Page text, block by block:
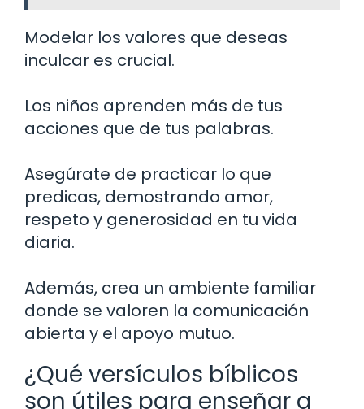
Modelar los valores que deseas
inculcar es crucial.
Los niños aprenden más de tus
acciones que de tus palabras.
Asegúrate de practicar lo que
predicas, demostrando amor,
respeto y generosidad en tu vida
diaria.
Además, crea un ambiente familiar
donde se valoren la comunicación
abierta y el apoyo mutuo.
¿Qué versículos bíblicos
son útiles para enseñar a